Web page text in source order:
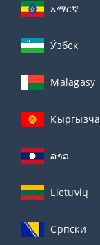
አማርኛ
Ўзбек
Malagasy
Кыргызча
ລາວ
Lietuvių
Српски